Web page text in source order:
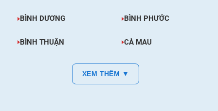
BÌNH DƯƠNG BÌNH PHƯỚC
BÌNH THUẬN CÀ MAU
XEM THÊM ▼